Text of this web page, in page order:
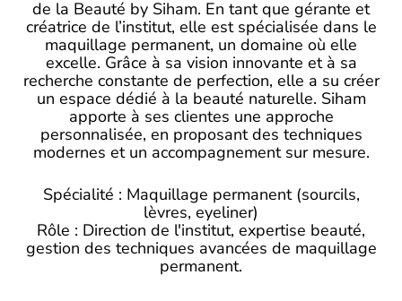
de la Beauté by Siham. En tant que gérante et
créatrice de l’institut, elle est spécialisée dans le
maquillage permanent, un domaine où elle
excelle. Grâce à sa vision innovante et à sa
recherche constante de perfection, elle a su créer
un espace dédié à la beauté naturelle. Siham
apporte à ses clientes une approche
personnalisée, en proposant des techniques
modernes et un accompagnement sur mesure.
Spécialité : Maquillage permanent (sourcils,
lèvres, eyeliner)
Rôle : Direction de l'institut, expertise beauté,
gestion des techniques avancées de maquillage
permanent.